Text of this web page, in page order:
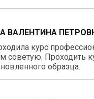
ВАЛЕНТИНА
курс
советую. Проходить
образца.